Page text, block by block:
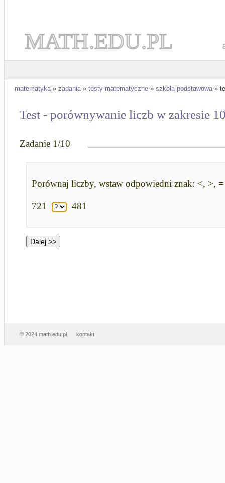
MATH.EDU.PL
matematyka» zadania» testy matematyczne » szkoła podstawowa»
Test - porównywanie liczb w zakresie
Zadanie 1/10
Porównaj liczby, wstaw odpowiedni znak: <, >, =
721 481
© 2024 math.edu.pl kontakt